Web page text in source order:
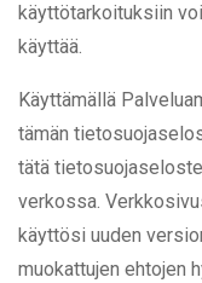
käyttötarkoituksiin
käyttää.
Käyttämällä
tämän
tätä
verkossa.
käyttösi uuden
muokattujen ehtojen